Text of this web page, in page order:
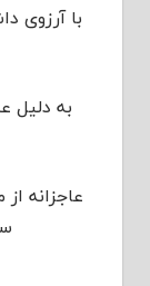
به دلیل
عاجزانه